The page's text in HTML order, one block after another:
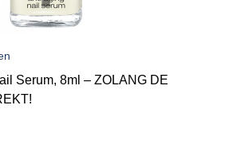
Serum, 8ml – ZOLANG DE